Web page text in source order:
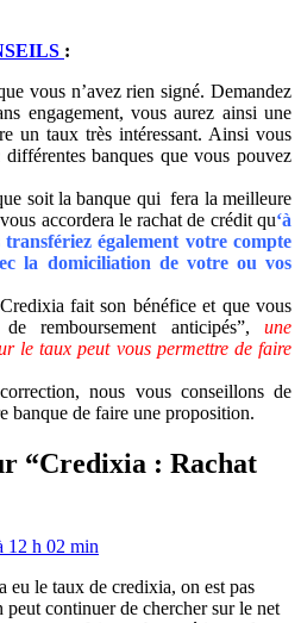
:
vous n’avez rien signé. Demandez
engagement, vous aurez ainsi une
un taux très intéressant. Ainsi vous
banques que vous pouvez
soit la banque qui fera la meilleure
accordera le rachat de crédit qu‘à
également votre compte
la domiciliation de votre ou vos
fait son bénéfice et que vous
remboursement anticipés”, une
le taux peut vous permettre de faire
nous vous conseillons de
banque de faire une proposition.
“Credixia : Rachat
12 h 02 min
eu le taux de credixia, on est pas
peut continuer de chercher sur le net